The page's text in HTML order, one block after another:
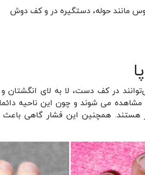
مانند حوله، دستگیره در و کف دوش
در کف دست، لا به لای انگشتان و
مشاهده می شوند و چون این ناحیه
هستند. همچنین این فشار گاهی